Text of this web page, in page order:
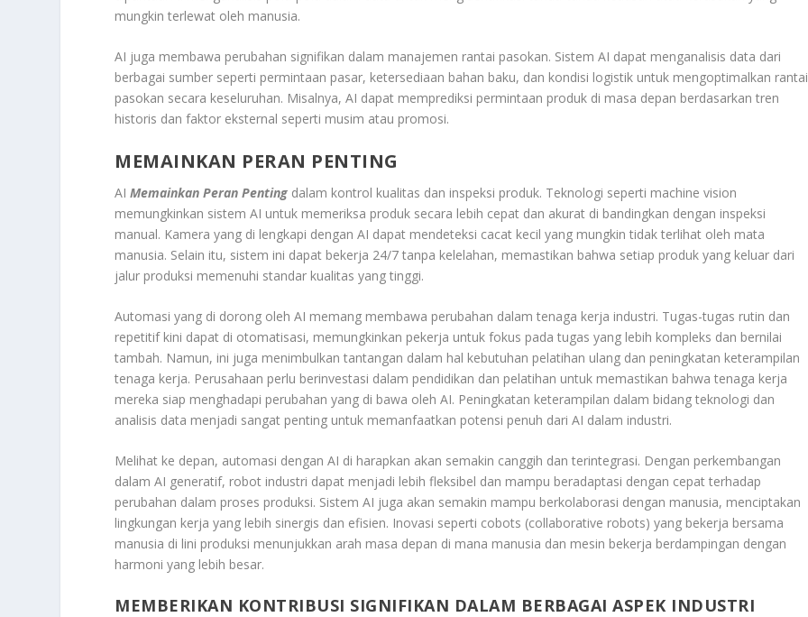
mungkin terlewat oleh manusia.
AI juga membawa perubahan signifikan dalam manajemen rantai pasokan. Sistem AI dapat menganalisis data dari
berbagai sumber seperti permintaan pasar, ketersediaan bahan baku, dan kondisi logistik untuk mengoptimalkan rantai
pasokan secara keseluruhan. Misalnya, AI dapat memprediksi permintaan produk di masa depan berdasarkan tren
historis dan faktor eksternal seperti musim atau promosi.
MEMAINKAN PERAN PENTING
AI Memainkan Peran Penting dalam kontrol kualitas dan inspeksi produk. Teknologi seperti machine vision
memungkinkan sistem AI untuk memeriksa produk secara lebih cepat dan akurat di bandingkan dengan inspeksi
manual. Kamera yang di lengkapi dengan AI dapat mendeteksi cacat kecil yang mungkin tidak terlihat oleh mata
manusia. Selain itu, sistem ini dapat bekerja 24/7 tanpa kelelahan, memastikan bahwa setiap produk yang keluar dari
jalur produksi memenuhi standar kualitas yang tinggi.
Automasi yang di dorong oleh AI memang membawa perubahan dalam tenaga kerja industri. Tugas-tugas rutin dan
repetitif kini dapat di otomatisasi, memungkinkan pekerja untuk fokus pada tugas yang lebih kompleks dan bernilai
tambah. Namun, ini juga menimbulkan tantangan dalam hal kebutuhan pelatihan ulang dan peningkatan keterampilan
tenaga kerja. Perusahaan perlu berinvestasi dalam pendidikan dan pelatihan untuk memastikan bahwa tenaga kerja
mereka siap menghadapi perubahan yang di bawa oleh AI. Peningkatan keterampilan dalam bidang teknologi dan
analisis data menjadi sangat penting untuk memanfaatkan potensi penuh dari AI dalam industri.
Melihat ke depan, automasi dengan AI di harapkan akan semakin canggih dan terintegrasi. Dengan perkembangan
dalam AI generatif, robot industri dapat menjadi lebih fleksibel dan mampu beradaptasi dengan cepat terhadap
perubahan dalam proses produksi. Sistem AI juga akan semakin mampu berkolaborasi dengan manusia, menciptakan
lingkungan kerja yang lebih sinergis dan efisien. Inovasi seperti cobots (collaborative robots) yang bekerja bersama
manusia di lini produksi menunjukkan arah masa depan di mana manusia dan mesin bekerja berdampingan dengan
harmoni yang lebih besar.
MEMBERIKAN KONTRIBUSI SIGNIFIKAN DALAM BERBAGAI ASPEK INDUSTRI